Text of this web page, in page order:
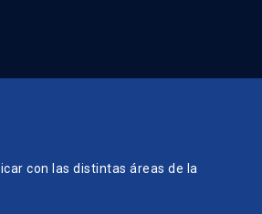
con las distintas áreas de la